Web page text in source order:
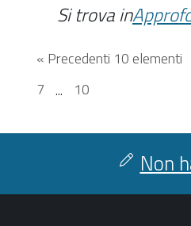
Si trova in
« Precedenti 10 elementi
7 ... 10
Non